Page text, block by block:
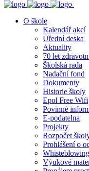
O škole
Kalendář akcí
Úřední deska
Aktuality
70 let
Školská rada
Nadační fond
Dokumenty
Historie školy
Epol Free Wifi
Povinné
E-podatelna
Projekty
Rozpočet
Prohlášení o
Whisteblowing
Výukové